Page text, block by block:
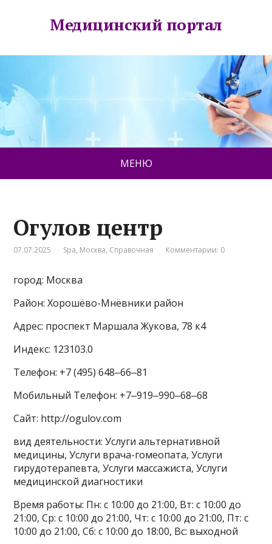
Медицинский портал
МЕНЮ
Огулов центр
07.07.2025 Spa, Москва, Справочная Комментарии: 0
город: Москва
Район: Хорошёво-Мнёвники район
Адрес: проспект Маршала Жукова, 78 к4
Индекс: 123103.0
Телефон: +7 (495) 648‒66‒81
Мобильный Телефон: +7‒919‒990‒68‒68
Сайт: http://ogulov.com
вид деятельности: Услуги альтернативной
медицины, Услуги врача-гомеопата, Услуги
гирудотерапевта, Услуги массажиста, Услуги
медицинской диагностики
Время работы: Пн: с 10:00 до 21:00, Вт: с 10:00 до
21:00, Ср: с 10:00 до 21:00, Чт: с 10:00 до 21:00, Пт: с
10:00 до 21:00, Сб: с 10:00 до 18:00, Вс: выходной